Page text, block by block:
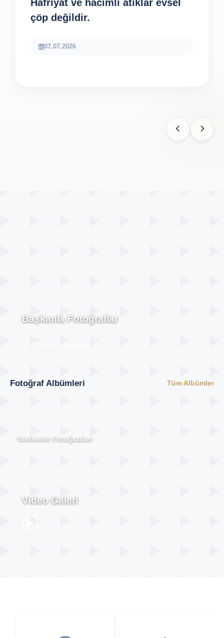
Hafriyat ve hacimli atıklar evsel
çöp değildir.
07.07.2026
Başkanla Fotoğraflar
Fotoğraf Albümleri Tüm Albümler
Vakfıkebir Fotoğrafları
Video Galeri